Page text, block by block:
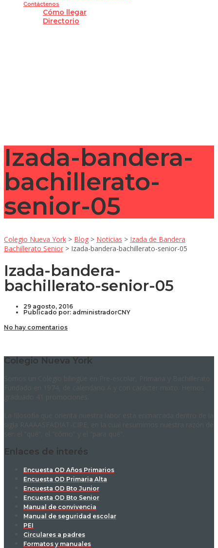
Contáctenos
Cómo llegar
Directorio
Izada-bandera-
bachillerato-
senior-05
Colegio Nueva York > Blog > Noticias > Izada de Bandera
Bachillerato Senior > Izada-bandera-bachillerato-senior-05
Izada-bandera-
bachillerato-senior-05
29 agosto, 2016
Publicado por: administradorCNY
No hay comentarios
Colegio Nueva York
Enlaces de interés
Encuesta OD Años Primarios
Encuesta OD Primaria Alta
Encuesta OD Bto Junior
Encuesta OD Bto Senior
Manual de convivencia
Manual de seguridad escolar
PEI
Circulares a padres
Formatos y manuales